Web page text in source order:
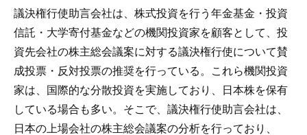
議決権行使助言会社は、株式投資を行う年金基金・投資
信託・大学寄付基金などの機関投資家を顧客として、投
資先会社の株主総会議案に対する議決権行使について賛
成投票・反対投票の推奨を行っている。これら機関投資
家は、国際的な分散投資を実施しており、日本株を保有
している場合も多い。そこで、議決権行使助言会社は、
日本の上場会社の株主総会議案の分析を行っており、